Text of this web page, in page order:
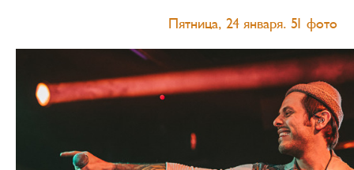
Пятница, 24 января. 51 фото